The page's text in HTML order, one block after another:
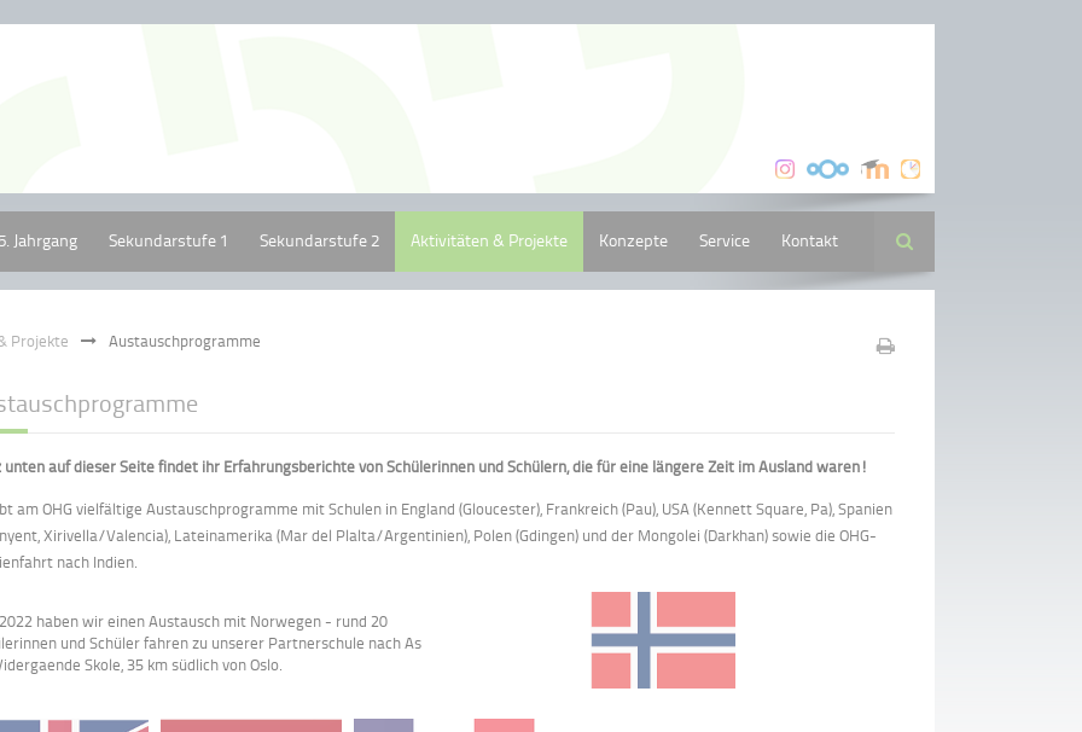
Jahrgang Sekundarstufe 1 Sekundarstufe 2 Aktivitäten & Projekte Konzepte Service Kontakt Suche
Projekte Austauschprogramme
unten auf dieser Seite findet ihr Erfahrungsberichte von Schülerinnen und Schülern, die für eine längere Zeit im Ausland waren!
am OHG vielfältige Austauschprogramme mit Schulen in England (Gloucester), Frankreich (Pau), USA (Kennett Square, Pa), Spanien
Xirivella/Valencia), Lateinamerika (Mar del Plalta/Argentinien), Polen (Gdingen) und der Mongolei (Darkhan) sowie die OHG-
nach Indien.
haben wir einen Austausch mit Norwegen - rund 20
und Schüler fahren zu unserer Partnerschule nach As
Skole, 35 km südlich von Oslo.